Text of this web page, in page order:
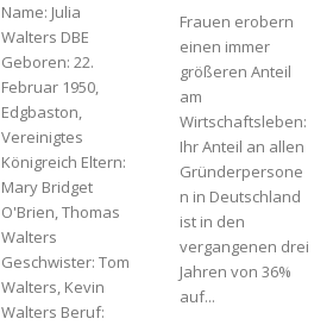
Name: Julia
Walters DBE
Geboren: 22.
Februar 1950,
Edgbaston,
Vereinigtes
Königreich Eltern:
Mary Bridget
O'Brien, Thomas
Walters
Geschwister: Tom
Walters, Kevin
Walters Beruf:
Frauen erobern
einen immer
größeren Anteil
am
Wirtschaftsleben:
Ihr Anteil an allen
Gründerpersone
n in Deutschland
ist in den
vergangenen drei
Jahren von 36%
auf...